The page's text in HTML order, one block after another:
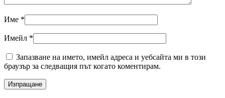
Име *
Имейл *
Запазване на името, имейл адреса и уебсайта ми в този
браузър за следващия път когато коментирам.